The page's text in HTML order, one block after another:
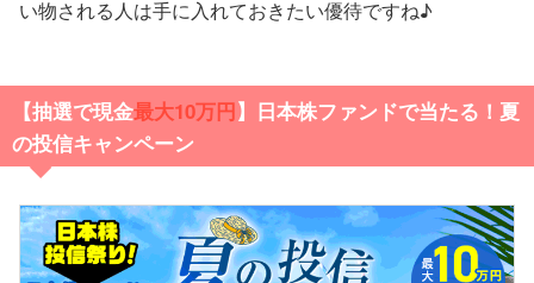
い物される人は手に入れておきたい優待ですね♪
【抽選で現金最大10万円】日本株ファンドで当たる！夏
の投信キャンペーン